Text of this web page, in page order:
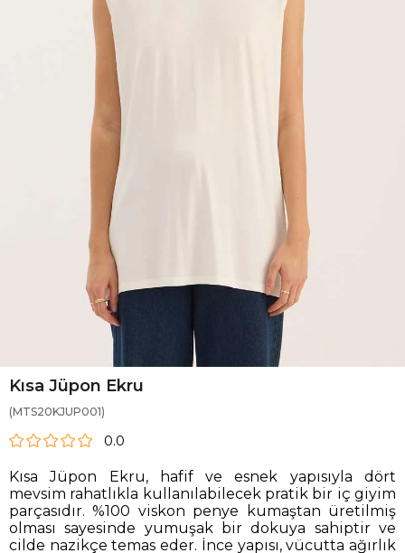
Kısa Jüpon Ekru
(MTS20KJUP001)
0.0
Kısa Jüpon Ekru, hafif ve esnek yapısıyla dört
mevsim rahatlıkla kullanılabilecek pratik bir iç giyim
parçasıdır. %100 viskon penye kumaştan üretilmiş
olması sayesinde yumuşak bir dokuya sahiptir ve
cilde nazikçe temas eder. İnce yapısı, vücutta ağırlık